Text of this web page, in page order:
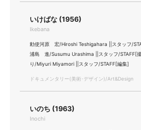
いけばな (1956)
Ikebana
勅使河原 宏/Hiroshi Teshigahara ||スタッフ/
浦島 進/Susumu Urashima ||スタッフ/STAFF[
り/Miyuri Miyamori ||スタッフ/STAFF[編集]
ドキュメンタリー(美術･デザイン)/Art&Design
いのち (1963)
Inochi